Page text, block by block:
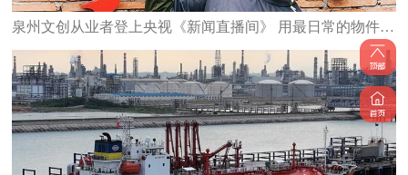
泉州文创从业者登上央视《新闻直播间》 用最日常的物件 承载最深的乡愁